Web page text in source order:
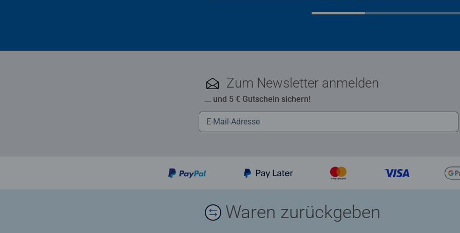
Zum Newsletter anmelden
... und 5 € Gutschein sichern!
Waren zurückgeben